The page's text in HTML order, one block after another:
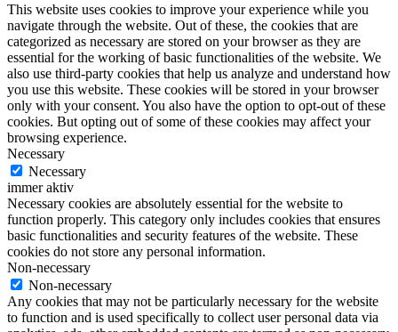
This website uses cookies to improve your experience while you
navigate through the website. Out of these, the cookies that are
categorized as necessary are stored on your browser as they are
essential for the working of basic functionalities of the website. We
also use third-party cookies that help us analyze and understand how
you use this website. These cookies will be stored in your browser
only with your consent. You also have the option to opt-out of these
cookies. But opting out of some of these cookies may affect your
browsing experience.
Necessary
Necessary
immer aktiv
Necessary cookies are absolutely essential for the website to
function properly. This category only includes cookies that ensures
basic functionalities and security features of the website. These
cookies do not store any personal information.
Non-necessary
Non-necessary
Any cookies that may not be particularly necessary for the website
to function and is used specifically to collect user personal data via